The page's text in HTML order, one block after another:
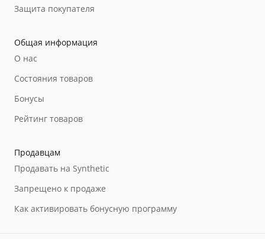
Защита покупателя
Общая информация
О нас
Состояния товаров
Бонусы
Рейтинг товаров
Продавцам
Продавать на Synthetic
Запрещено к продаже
Как активировать бонусную программу